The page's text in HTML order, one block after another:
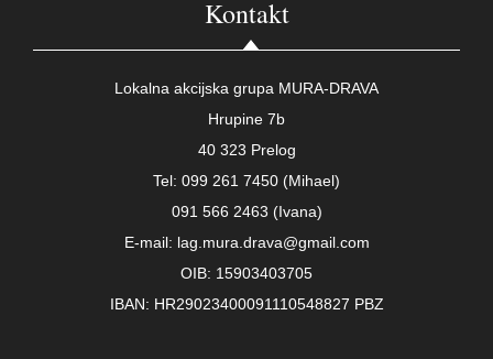
Kontakt
Lokalna akcijska grupa MURA-DRAVA
Hrupine 7b
40 323 Prelog
Tel: 099 261 7450 (Mihael)
091 566 2463 (Ivana)
E-mail: lag.mura.drava@gmail.com
OIB: 15903403705
IBAN: HR29023400091110548827 PBZ